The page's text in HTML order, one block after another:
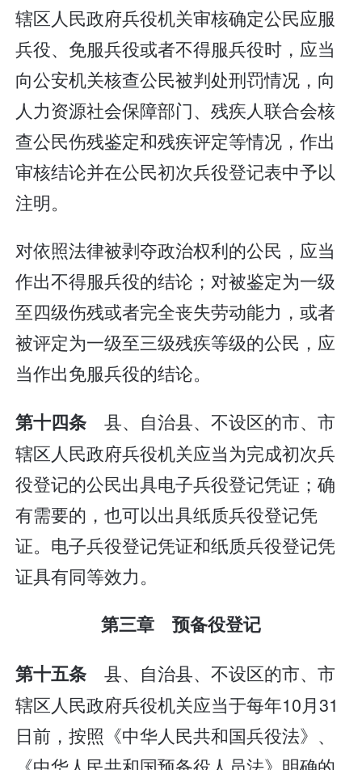
辖区人民政府兵役机关审核确定公民应服
兵役、免服兵役或者不得服兵役时，应当
向公安机关核查公民被判处刑罚情况，向
人力资源社会保障部门、残疾人联合会核
查公民伤残鉴定和残疾评定等情况，作出
审核结论并在公民初次兵役登记表中予以
注明。
对依照法律被剥夺政治权利的公民，应当
作出不得服兵役的结论；对被鉴定为一级
至四级伤残或者完全丧失劳动能力，或者
被评定为一级至三级残疾等级的公民，应
当作出免服兵役的结论。
第十四条县、自治县、不设区的市、市
辖区人民政府兵役机关应当为完成初次兵
役登记的公民出具电子兵役登记凭证；确
有需要的，也可以出具纸质兵役登记凭
证。电子兵役登记凭证和纸质兵役登记凭
证具有同等效力。
第三章 预备役登记
第十五条县、自治县、不设区的市、市
辖区人民政府兵役机关应当于每年10月31
日前，按照《中华人民共和国兵役法》、